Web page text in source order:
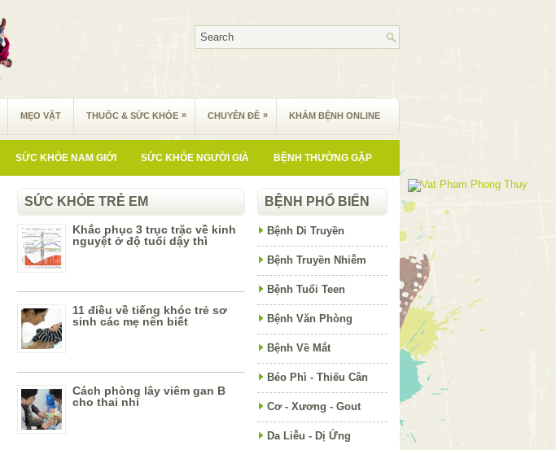
MẸO VẶT THUỐC & SỨC KHỎE » CHUYÊN ĐỀ » KHÁM BỆNH ONLINE
SỨC KHỎE NAM GIỚI SỨC KHỎE NGƯỜI GIÀ BỆNH THƯỜNG GẶP
SỨC KHỎE TRẺ EM
Khắc phục 3 trục trặc về kinh
nguyệt ở độ tuổi dậy thì
11 điều về tiếng khóc trẻ sơ
sinh các mẹ nên biết
Cách phòng lây viêm gan B
cho thai nhi
BỆNH PHỔ BIẾN
Bệnh Di Truyền
Bệnh Truyền Nhiễm
Bệnh Tuổi Teen
Bệnh Văn Phòng
Bệnh Về Mắt
Béo Phì - Thiếu Cân
Cơ - Xương - Gout
Da Liễu - Dị Ứng